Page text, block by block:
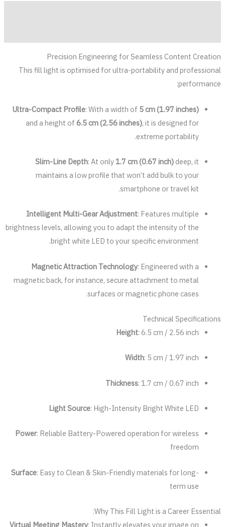
Precision Engineering for Seamless Content Creation
This fill light is optimised for ultra-portability and professional
performance:
Ultra-Compact Profile: With a width of 5 cm (1.97 inches)
and a height of6.5 cm (2.56 inches), it is designed for
extreme portability.
Slim-Line Depth: At only1.7 cm (0.67 inch) deep, it
maintains a low profile that won’t add bulk to your
smartphone or travel kit.
Intelligent Multi-Gear Adjustment: Features multiple
brightness levels, allowing you to adapt the intensity of the
bright white LED to your specific environment.
Magnetic Attraction Technology: Engineered with a
magnetic back, for instance, secure attachment to metal
surfaces or magnetic phone cases.
Technical Specifications
Height: 6.5 cm / 2.56 inch
Width: 5 cm / 1.97 inch
Thickness: 1.7 cm / 0.67 inch
Light Source: High-Intensity Bright White LED
Power: Reliable Battery-Powered operation for wireless
freedom
Surface: Easy to Clean & Skin-Friendly materials for long-
term use
Why This Fill Light is a Career Essential:
Virtual Meeting Mastery: Instantly elevates your image on